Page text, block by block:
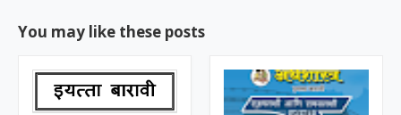
You may like these posts